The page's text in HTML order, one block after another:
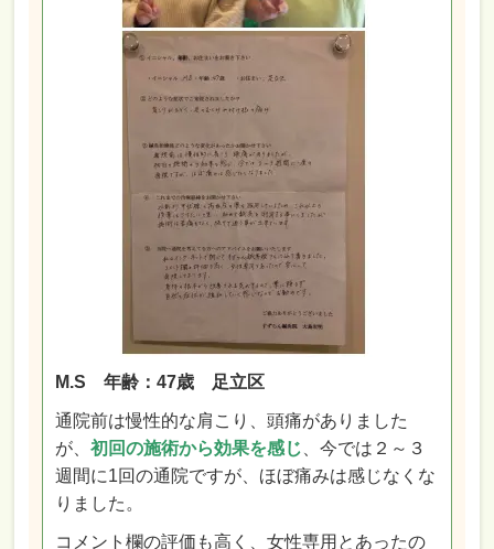
M.S 年齢：47歳 足立区
通院前は慢性的な肩こり、頭痛がありました
が、初回の施術から効果を感じ 、今では２～３
週間に1回の通院ですが、ほぼ痛みは感じなくな
りました。
コメント欄の評価も高く、女性専用とあったの